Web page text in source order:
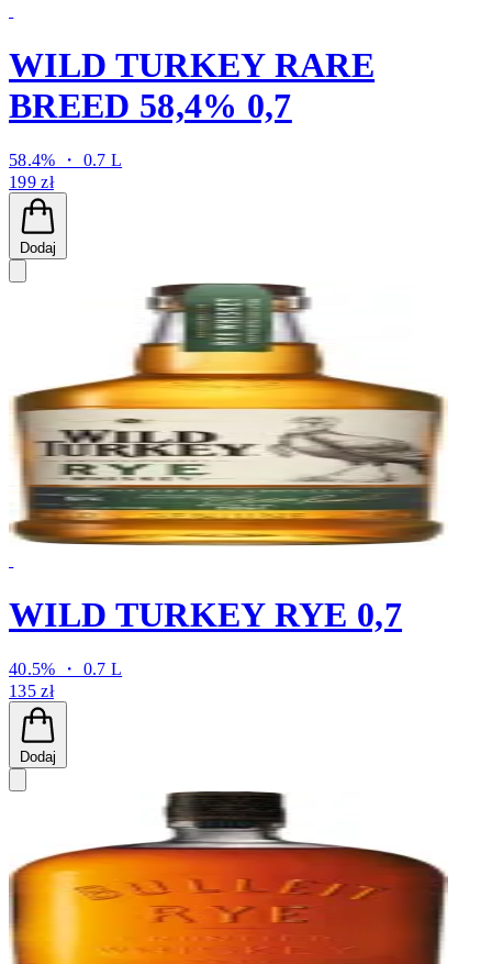
WILD TURKEY RARE
BREED 58,4% 0,7
58.4% ・ 0.7 L
199 zł
Dodaj
WILD TURKEY RYE 0,7
40.5% ・ 0.7 L
135 zł
Dodaj